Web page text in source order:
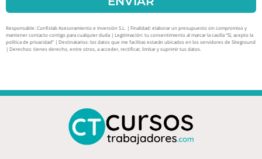
Responsable: Confislab Asesoramiento e Inversión S.L. | Finalidad: elaborar un presupuesto sin compromiso y
mantener contacto contigo para cualquier duda | Legitimación: tu consentimiento al marcar la casilla “Sí, acepto la
política de privacidad” | Destinatarios: los datos que me facilitas estarán ubicados en los servidores de Siteground
| Derechos: tienes derecho, entre otros, a acceder, rectificar, limitar y suprimir tus datos.